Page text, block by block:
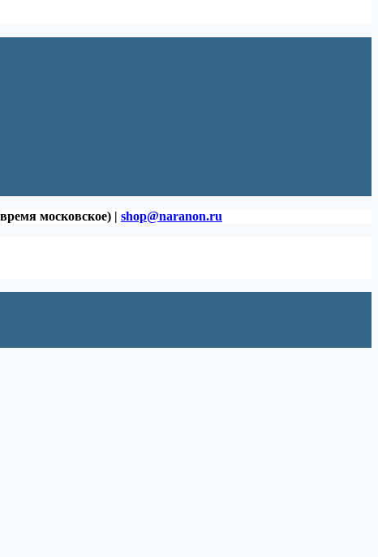
московское) | shop@naranon.ru